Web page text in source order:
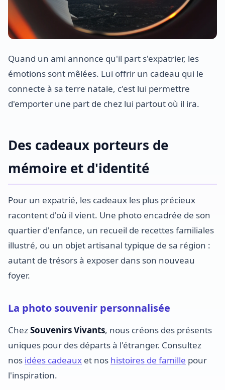
Quand un ami annonce qu'il part s'expatrier, les
émotions sont mêlées. Lui offrir un cadeau qui le
connecte à sa terre natale, c'est lui permettre
d'emporter une part de chez lui partout où il ira.
Des cadeaux porteurs de
mémoire et d'identité
Pour un expatrié, les cadeaux les plus précieux
racontent d'où il vient. Une photo encadrée de son
quartier d'enfance, un recueil de recettes familiales
illustré, ou un objet artisanal typique de sa région :
autant de trésors à exposer dans son nouveau
foyer.
La photo souvenir personnalisée
ChezSouvenirs Vivants, nous créons des présents
uniques pour des départs à l'étranger. Consultez
nos idées cadeaux et nos histoires de famille pour
l'inspiration.